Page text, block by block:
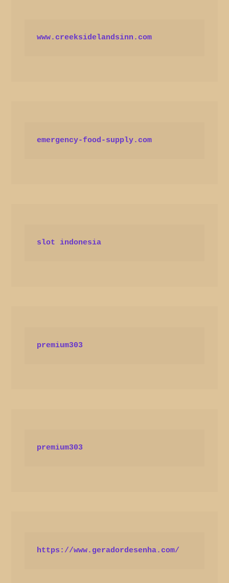
www.creeksidelandsinn.com
emergency-food-supply.com
slot indonesia
premium303
premium303
https://www.geradordesenha.com/